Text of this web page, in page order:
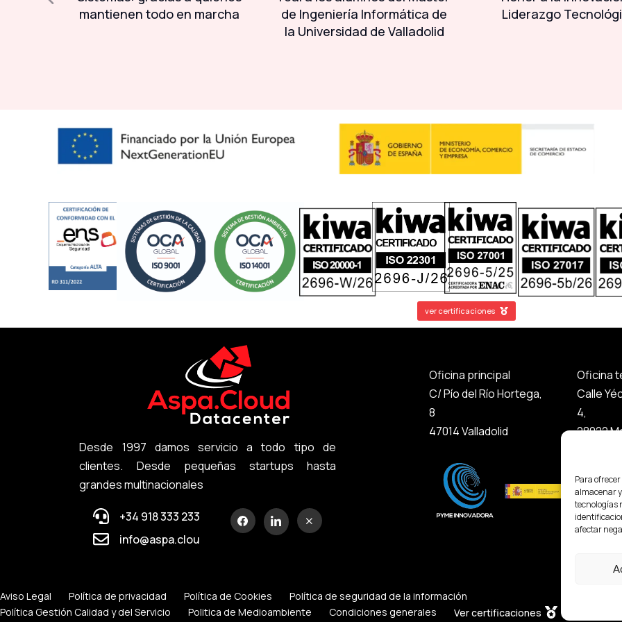
Para
almacenar
tecnologías
afectar
mantienen todo en marcha
de Ingeniería Informática de
la Universidad de Valladolid
Liderazgo
ver certificaciones
Desde 1997 damos servicio a todo tipo de
clientes. Desde pequeñas startups hasta
grandes multinacionales
+34 918 333 233
info@aspa.cloud
Oficina principal
C/ Pío del Río Hortega,
8
47014 Valladolid
Oficina
Calle
4,
28022
Aviso Legal Política de privacidad Política de Cookies
Política de seguridad de la información
Política Gestión Calidad y del Servicio
Politica de Medioambiente Condiciones generales Ver certificaciones